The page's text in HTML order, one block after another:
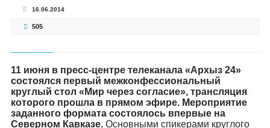
16.06.2014
505
11 июня в пресс-центре телеканала «Архыз 24»
состоялся первый межконфессиональный
круглый стол «Мир через согласие», трансляция
которого прошла в прямом эфире. Мероприятие
заданного формата состоялось впервые на
Северном Кавказе. Основными спикерами круглого